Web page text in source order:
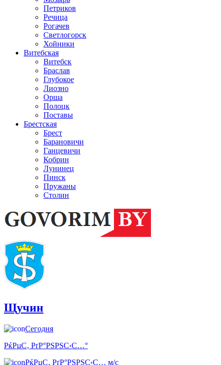
Петриков
Речица
Рогачев
Светлогорск
Хойники
Витебская
Витебск
Браслав
Глубокое
Лиозно
Орша
Полоцк
Поставы
Брестская
Брест
Барановичи
Ганцевичи
Кобрин
Лунинец
Пинск
Пружаны
Столин
Щучин
Сегодня
РќРµС‚ РґР°РЅРЅС‹С…°
РќРµС‚ РґР°РЅРЅС‹С… м/с